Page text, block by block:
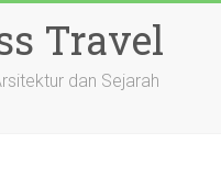
Travel
dan Sejarah